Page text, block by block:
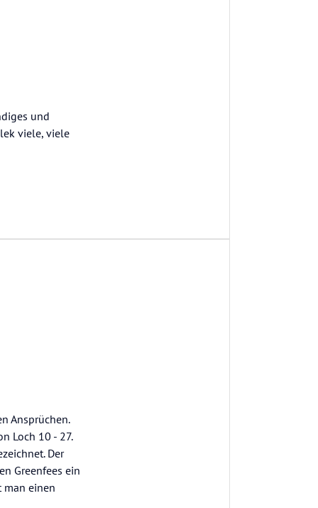
und
viele, viele
Ansprüchen.
Loch 10 - 27.
Der
Greenfees ein
man einen